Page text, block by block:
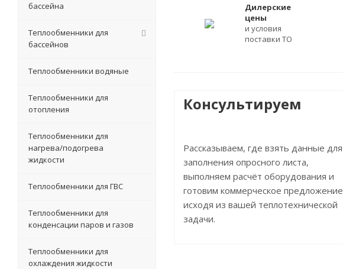
Дилерские
цены
и условия
поставки ТО
Консультируем
Рассказываем, где взять данные для
заполнения опросного листа,
выполняем расчёт оборудования и
готовим коммерческое предложение
исходя из вашей теплотехнической
задачи.
бассейна
Теплообменники для
бассейнов
Теплообменники водяные
Теплообменники для
отопления
Теплообменники для
нагрева/подогрева
жидкости
Теплообменники для ГВС
Теплообменники для
конденсации паров и газов
Теплообменники для
охлаждения жидкости